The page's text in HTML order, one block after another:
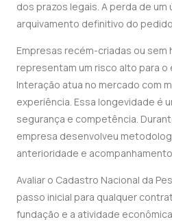
dos prazos legais. A perda de um
arquivamento definitivo do
Empresas recém-criadas ou sem
representam um risco alto para o
Interação atua no mercado com
experiência. Essa longevidade é
segurança e competência.
empresa desenvolveu
anterioridade e
Avaliar o Cadastro Nacional da
passo inicial para qualquer
fundação e a atividade